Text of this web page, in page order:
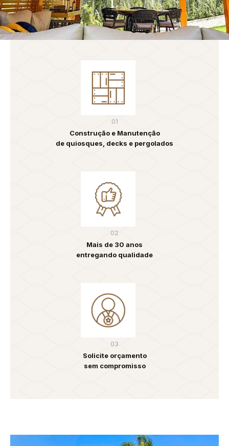
01
Construção e Manutenção
de quiosques, decks e pergolados
02
Mais de 30 anos
entregando qualidade
03
Solicite orçamento
sem compromisso